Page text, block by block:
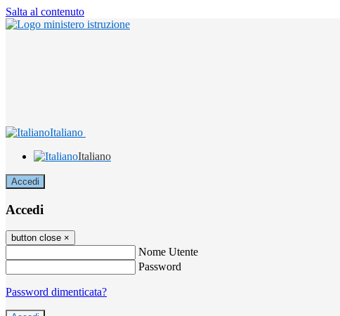
Salta al contenuto
Italiano
Italiano
Accedi
Accedi
button close ×
Nome Utente
Password
Password dimenticata?